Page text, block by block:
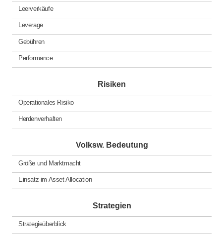
Leerverkäufe
Leverage
Gebühren
Performance
Risiken
Operationales Risiko
Herdenverhalten
Volksw. Bedeutung
Größe und Marktmacht
Einsatz im Asset Allocation
Strategien
Strategieüberblick